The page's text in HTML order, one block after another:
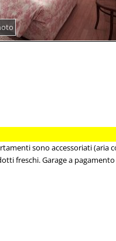
sono accessoriati (aria
freschi. Garage a